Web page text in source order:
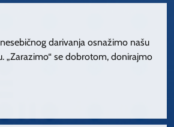
darivanja osnažimo našu
„Zarazimo“ se dobrotom, donirajmo